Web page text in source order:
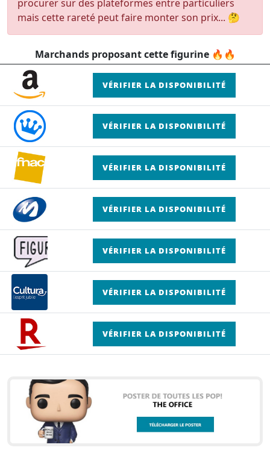
procurer sur des plateformes entre particuliers
mais cette rareté peut faire monter son prix... 🤔
Marchands proposant cette figurine 🔥🔥
VÉRIFIER LA DISPONIBILITÉ
VÉRIFIER LA DISPONIBILITÉ
VÉRIFIER LA DISPONIBILITÉ
VÉRIFIER LA DISPONIBILITÉ
VÉRIFIER LA DISPONIBILITÉ
VÉRIFIER LA DISPONIBILITÉ
VÉRIFIER LA DISPONIBILITÉ